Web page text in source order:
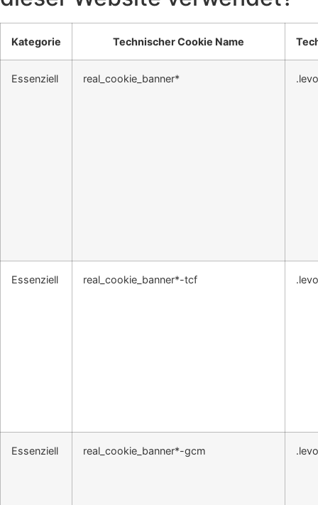
Kategorie Technischer Cookie Name
Essenziell real_cookie_banner*
Essenziell real_cookie_banner*-tcf
Essenziell real_cookie_banner*-gcm